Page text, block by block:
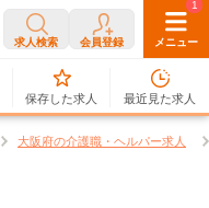
求人検索 会員登録 メニュー
0
保存した求人
1
最近見た求人
大阪府の介護職・ヘルパー求人